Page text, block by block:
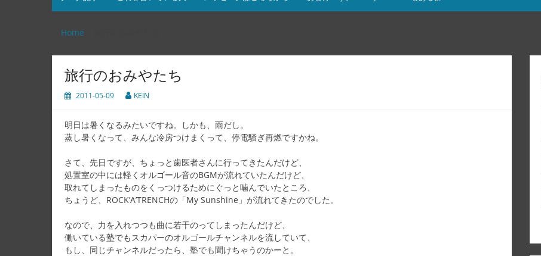
Home
旅行のおみやたち
2011-05-09 KEIN
明日は暑くなるみたいですね。しかも、雨だし。
蒸し暑くなって、みんな冷房つけまくって、停電騒ぎ再燃ですかね。
さて、先日ですが、ちょっと歯医者さんに行ってきたんだけど、
処置室の中には軽くオルゴール音のBGMが流れていたんだけど、
取れてしまったものをくっつけるためにぐっと噛んでいたところ、
ちょうど、ROCK’A’TRENCHの「My Sunshine」が流れてきたのでした。
なので、力を入れつつも曲に若干のってしまったんだけど、
働いている塾でもスカパーのオルゴールチャンネルを流していて、
もし、同じチャンネルだったら、塾でも聞けちゃうのかーと。